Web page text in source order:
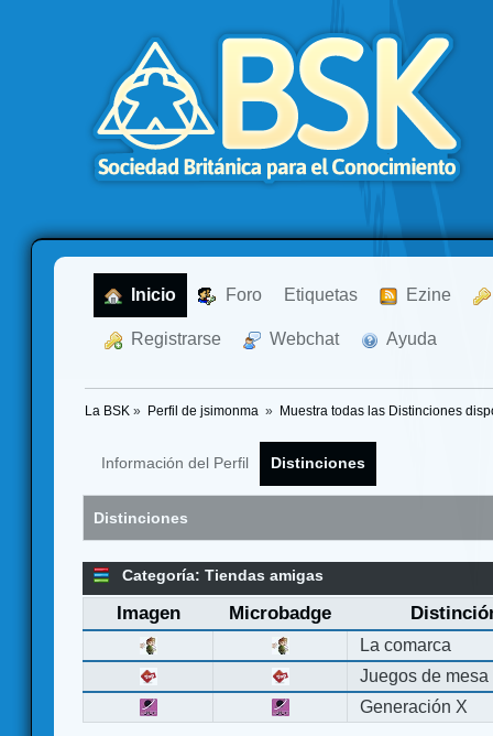
Inicio Foro Etiquetas Ezine
Registrarse Webchat Ayuda
La BSK » Perfil de jsimonma » Muestra todas las Distinciones
Información del Perfil Distinciones
Distinciones
Categoría: Tiendas amigas
Imagen Microbadge
La comarca
Juegos de mesa
Generación X